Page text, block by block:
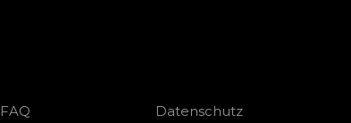
FAQ
Datenschutz